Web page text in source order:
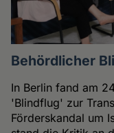
Behördlicher
In Berlin fand am
'Blindflug' zur
Förderskandal um